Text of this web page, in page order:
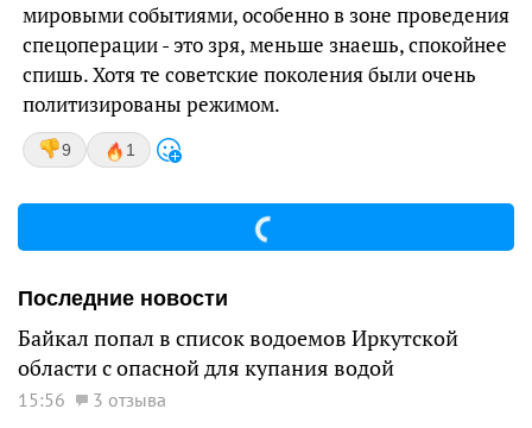
мировыми событиями, особенно в зоне проведения
спецоперации - это зря, меньше знаешь, спокойнее
спишь. Хотя те советские поколения были очень
политизированы режимом.
9 1
Последние новости
Байкал попал в список водоемов Иркутской
области с опасной для купания водой
15:56 3 отзыва